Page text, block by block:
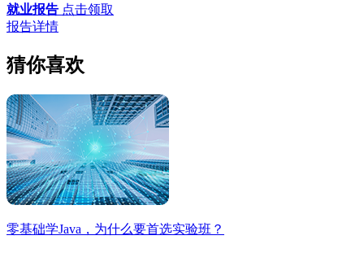
就业报告 点击领取
报告详情
猜你喜欢
零基础学Java，为什么要首选实验班？